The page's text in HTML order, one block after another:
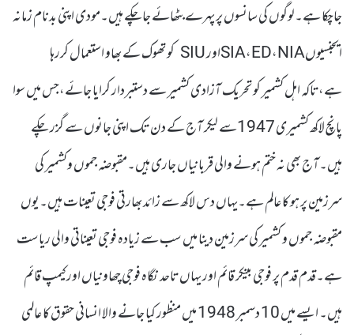
جاچکا ہے۔لوگوں کی سانسوں پر پہرے بٹھائے جاچکے ہیں۔مودی اپنی بدنام زمانہ
ایجنسیوںSIA،ED،NIAاور SIU کو تھوک کے بھاو استعمال کررہا
ہے،تاکہ اہل کشمیر کو تحریک آزادی کشمیر سے دستبردار کرایا جائے،جس میں سوا
پانچ لاکھ کشمیری 1947سے لیکر آج کے دن تک اپنی جانوں سے گزر چکے
ہیں۔آج بھی نہ ختم ہونے والی قربانیاں جاری ہیں۔مقبوضہ جموں وکشمیر کی
سرزمین پر ہو کا عالم ہے۔یہاں دس لاکھ سے زائد بھارتی فوجی تعینات ہیں۔یوں
مقبوضہ جموں و کشمیر کی سرزمین دینا میں سب سے زیادہ فوجی تعیناتی والی ریاست
ہے۔قدم قدم پر فوجی بینکر قائم اور یہاں تاحد نگاہ فوجی چھاونیاں اور کیمپ قائم
ہیں۔ ایسے میں 10 دسمبر 1948 میں منظور کیا جانے والا انسانی حقوق کا عالمی